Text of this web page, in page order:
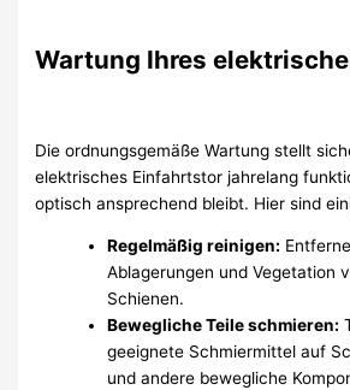
Wartung Ihres
Die ordnungsgemäße Wartung stellt
elektrisches Einfahrtstor jahrelang
optisch ansprechend bleibt. Hier sind
Regelmäßig reinigen:
Ablagerungen und Vegetation
Schienen.
Bewegliche Teile schmieren:
geeignete Schmiermittel auf
und andere bewegliche